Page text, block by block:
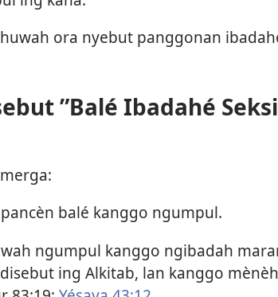
ora nyebut panggonan
”Balé Ibadahé
balé kanggo ngumpul.
ngumpul kanggo ngibadah
ing Alkitab, lan kanggo